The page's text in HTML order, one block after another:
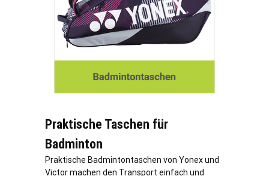
Praktische Taschen für
Badminton
Praktische Badmintontaschen von Yonex und
Victor machen den Transport einfach und